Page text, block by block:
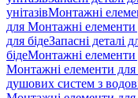
унітазівМонтажні
для Монтажні елементи
для бідеЗапасні деталі
бідеМонтажні елементи
Монтажні елементи для
душових систем з